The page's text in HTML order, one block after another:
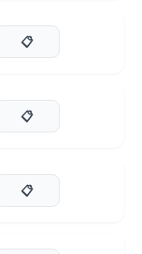
📋
📋
📋